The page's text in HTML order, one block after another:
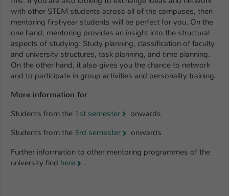
with other STEM students across all of the campuses, then
mentoring first-year students will be perfect for you. On the
one hand, mentoring provides an insight into the structural
aspects of studying: Study planning, classification of faculty
and university structures, task planning, and time planning.
On the other hand, it also gives you the chance to network
and to participate in group activities and personality training.
More information for
Students from the 1st semester
onwards
Students from the 3rd semester
onwards
Further information to other mentoring programmes of the
university find here .
Zweck
Einstellungen. Unter anderem eine zufällig
generierte ID, für die historische
Speicherung Ihrer vorgenommen
Einstellungen, falls der Webseiten-
Betreiber dies eingestellt hat.
Name fe_typo_user / PHPSESSID
Cookie von TYPO3. Es speichert im Fall